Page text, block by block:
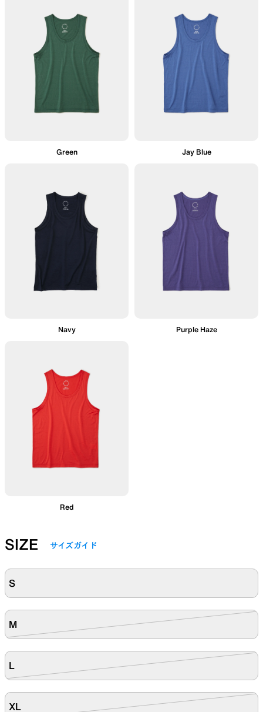
ACCESSORIES
機能を拡張する道具
SPECIAL OFFERS
製品ロスをなくすための特別
Green Jay Blue
Navy Purple Haze
Red
SIZE サイズガイド
S
M
L
XL